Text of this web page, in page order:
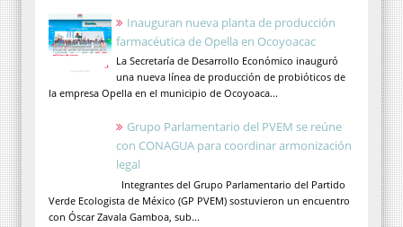
Inauguran nueva planta de producción
farmacéutica de Opella en Ocoyoacac
La Secretaría de Desarrollo Económico inauguró
una nueva línea de producción de probióticos de
la empresa Opella en el municipio de Ocoyoaca...
Grupo Parlamentario del PVEM se reúne
con CONAGUA para coordinar armonización
legal
Integrantes del Grupo Parlamentario del Partido
Verde Ecologista de México (GP PVEM) sostuvieron un encuentro
con Óscar Zavala Gamboa, sub...